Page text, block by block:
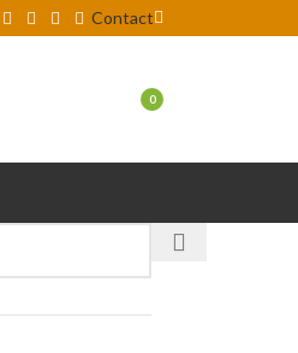
Contact
0